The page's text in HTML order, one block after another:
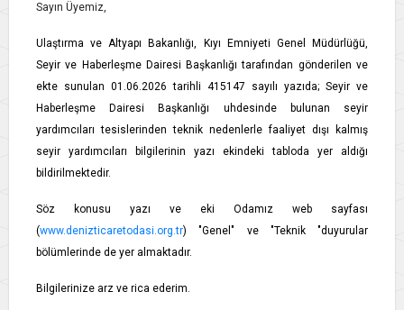
Sayın Üyemiz,
Ulaştırma ve Altyapı Bakanlığı, Kıyı Emniyeti Genel Müdürlüğü,
Seyir ve Haberleşme Dairesi Başkanlığı tarafından gönderilen ve
ekte sunulan 01.06.2026 tarihli 415147 sayılı yazıda; Seyir ve
Haberleşme Dairesi Başkanlığı uhdesinde bulunan seyir
yardımcıları tesislerinden teknik nedenlerle faaliyet dışı kalmış
seyir yardımcıları bilgilerinin yazı ekindeki tabloda yer aldığı
bildirilmektedir.
Söz konusu yazı ve eki Odamız web sayfası
(www.denizticaretodasi.org.tr) "Genel" ve "Teknik "duyurular
bölümlerinde de yer almaktadır.
Bilgilerinize arz ve rica ederim.